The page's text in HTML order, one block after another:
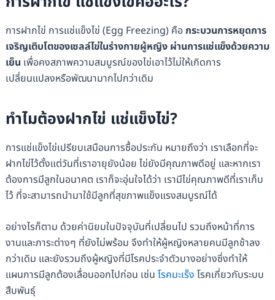
การฝากไข่ การแช่แข็งไข่ (Egg Freezing) คือ กระบวนการหยุดการ
เจริญเติบโตของเซลล์ไข่ในร่างกายผู้หญิง ผ่านการแช่แข็งด้วยความ
เย็น เพื่อคงสภาพความสมบูรณ์ของไข่เอาไว้ไม่ให้เกิดการ
เปลี่ยนแปลงหรือพัฒนามากไปกว่าเดิม
ทำไมต้องฝากไข่ แช่แข็งไข่?
การแช่แข็งไข่เปรียบเสมือนการซื้อประกัน หมายถึงว่า เราเลือกที่จะ
ฝากไข่ไว้ตั้งแต่วันที่เราอายุยังน้อย ไข่ยังมีคุณภาพดีอยู่ และหากเรา
ต้องการมีลูกในอนาคต เราก็จะอุ่นใจได้ว่า เรามีไข่คุณภาพดีที่เราเก็บ
ไว้ ที่จะสามารถนำมาใช้มีลูกที่สุขภาพแข็งแรงสมบูรณ์ได้
อย่างไรก็ตาม ด้วยค่านิยมในปัจจุบันที่เปลี่ยนไป รวมถึงหน้าที่การ
งานและภาระต่างๆ ที่ยังไม่พร้อม จึงทำให้ผู้หญิงหลายคนมีลูกช้าลง
กว่าเดิม และยังรวมถึงผู้หญิงที่มีโรคประจำตัวบางอย่างซึ่งทำให้
แผนการมีลูกต้องเลื่อนออกไปก่อน เช่น โรคมะเร็ง โรคเกี่ยวกับระบบ
สืบพันธุ์